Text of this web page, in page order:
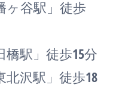
ヶ谷駅」徒歩
橋駅」徒歩15分
北沢駅」徒歩18